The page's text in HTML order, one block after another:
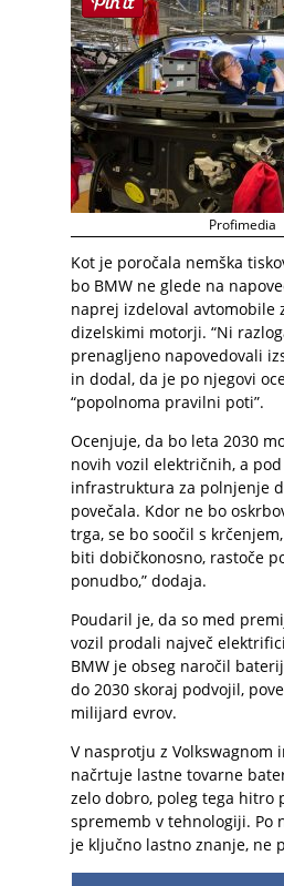
Profimedia
Kot je poročala nemška
bo BMW ne glede na
naprej izdeloval avtomobile
dizelskimi motorji. “Ni
prenagljeno napovedovali
in dodal, da je po njegovi
“popolnoma pravilni poti”.
Ocenjuje, da bo leta 2030
novih vozil električnih, a
infrastruktura za polnjenje
povečala. Kdor ne bo
trga, se bo soočil s
biti dobičkonosno, rastoče
ponudbo,” dodaja.
Poudaril je, da so med
vozil prodali največ
BMW je obseg naročil
do 2030 skoraj podvojil,
milijard evrov.
V nasprotju z Volkswagnom
načrtuje lastne tovarne
zelo dobro, poleg tega hitro
sprememb v tehnologiji. Po
je ključno lastno znanje, ne